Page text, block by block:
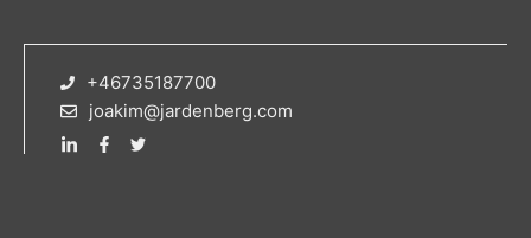
+46735187700
joakim@jardenberg.com